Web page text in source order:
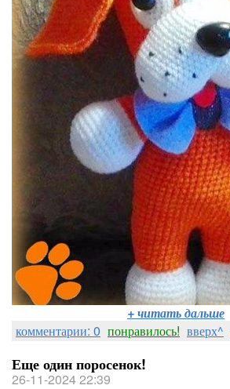
+ читать дальше
комментарии: 0 понравилось! вверх^
Еще один поросенок!
26-11-2024 22:39